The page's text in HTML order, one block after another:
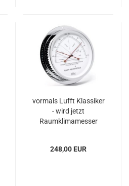
vormals Lufft Klassiker
- wird jetzt
Raumklimamesser
248,00 EUR